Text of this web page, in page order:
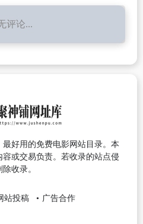
评论...
好用的免费电影网站目录。本
或交易负责。若收录的站点侵
收录。
站投稿 广告合作